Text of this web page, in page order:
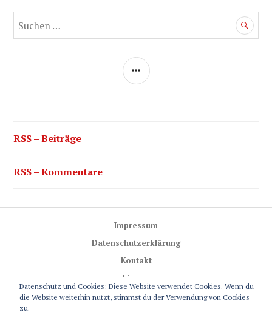
nach:
SEITENLEISTE
RSS – Beiträge
RSS – Kommentare
Impressum
Datenschutzerklärung
Kontakt
Lizenz
Trail-Rules
Datenschutz und Cookies: Diese Website verwendet Cookies. Wenn du
die Website weiterhin nutzt, stimmst du der Verwendung von Cookies
zu.